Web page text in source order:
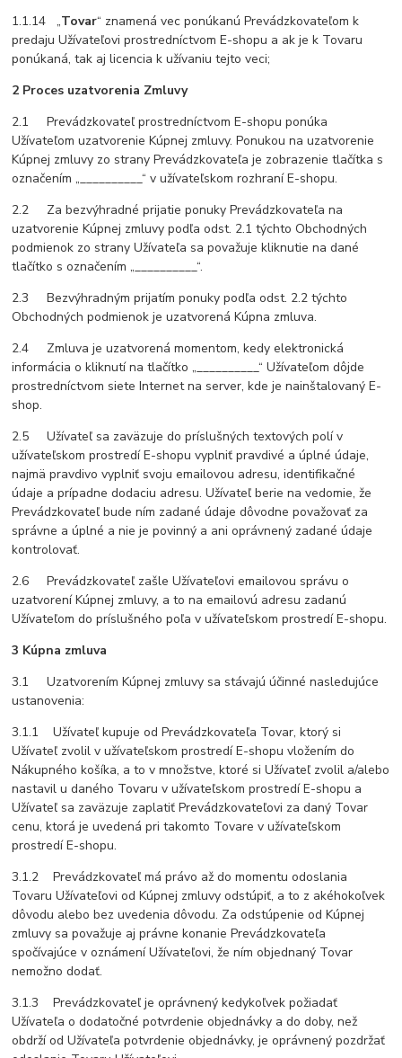
1.1.14 „Tovar“ znamená vec ponúkanú Prevádzkovateľom k
predaju Užívateľovi prostredníctvom E-shopu a ak je k Tovaru
ponúkaná, tak aj licencia k užívaniu tejto veci;
2 Proces uzatvorenia Zmluvy
2.1 Prevádzkovateľ prostredníctvom E-shopu ponúka
Užívateľom uzatvorenie Kúpnej zmluvy. Ponukou na uzatvorenie
Kúpnej zmluvy zo strany Prevádzkovateľa je zobrazenie tlačítka s
označením „__________“ v užívateľskom rozhraní E-shopu.
2.2 Za bezvýhradné prijatie ponuky Prevádzkovateľa na
uzatvorenie Kúpnej zmluvy podľa odst. 2.1 týchto Obchodných
podmienok zo strany Užívateľa sa považuje kliknutie na dané
tlačítko s označením „__________“.
2.3 Bezvýhradným prijatím ponuky podľa odst. 2.2 týchto
Obchodných podmienok je uzatvorená Kúpna zmluva.
2.4 Zmluva je uzatvorená momentom, kedy elektronická
informácia o kliknutí na tlačítko „__________“ Užívateľom dôjde
prostredníctvom siete Internet na server, kde je nainštalovaný E-
shop.
2.5 Užívateľ sa zaväzuje do príslušných textových polí v
užívateľskom prostredí E-shopu vyplniť pravdivé a úplné údaje,
najmä pravdivo vyplniť svoju emailovou adresu, identifikačné
údaje a prípadne dodaciu adresu. Užívateľ berie na vedomie, že
Prevádzkovateľ bude ním zadané údaje dôvodne považovať za
správne a úplné a nie je povinný a ani oprávnený zadané údaje
kontrolovať.
2.6 Prevádzkovateľ zašle Užívateľovi emailovou správu o
uzatvorení Kúpnej zmluvy, a to na emailovú adresu zadanú
Užívateľom do príslušného poľa v užívateľskom prostredí E-shopu.
3 Kúpna zmluva
3.1 Uzatvorením Kúpnej zmluvy sa stávajú účinné nasledujúce
ustanovenia:
3.1.1 Užívateľ kupuje od Prevádzkovateľa Tovar, ktorý si
Užívateľ zvolil v užívateľskom prostredí E-shopu vložením do
Nákupného košíka, a to v množstve, ktoré si Užívateľ zvolil a/alebo
nastavil u daného Tovaru v užívateľskom prostredí E-shopu a
Užívateľ sa zaväzuje zaplatiť Prevádzkovateľovi za daný Tovar
cenu, ktorá je uvedená pri takomto Tovare v užívateľskom
prostredí E-shopu.
3.1.2 Prevádzkovateľ má právo až do momentu odoslania
Tovaru Užívateľovi od Kúpnej zmluvy odstúpiť, a to z akéhokoľvek
dôvodu alebo bez uvedenia dôvodu. Za odstúpenie od Kúpnej
zmluvy sa považuje aj právne konanie Prevádzkovateľa
spočívajúce v oznámení Užívateľovi, že ním objednaný Tovar
nemožno dodať.
3.1.3 Prevádzkovateľ je oprávnený kedykoľvek požiadať
Užívateľa o dodatočné potvrdenie objednávky a do doby, než
obdrží od Užívateľa potvrdenie objednávky, je oprávnený pozdržať